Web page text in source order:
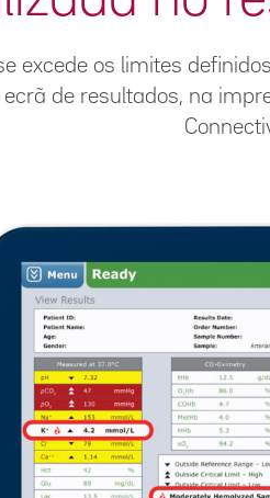
excede os limites
de resultados, na